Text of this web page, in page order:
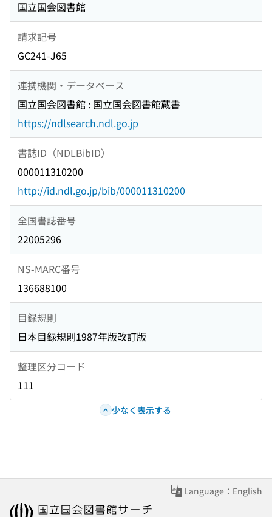
国立国会図書館
請求記号
GC241-J65
連携機関・データベース
国立国会図書館 : 国立国会図書館蔵書
https://ndlsearch.ndl.go.jp
書誌ID（NDLBibID）
000011310200
http://id.ndl.go.jp/bib/000011310200
全国書誌番号
22005296
NS-MARC番号
136688100
目録規則
日本目録規則1987年版改訂版
整理区分コード
111
少なく表示する
Language：English